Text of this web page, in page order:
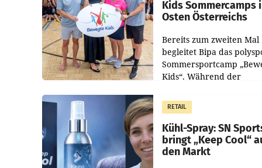
Kids Sommercamps
Osten Österreichs
Bereits zum zweiten Mal
begleitet Bipa das
Sommersportcamp
Kids“. Während der
Juli und August versorgt
Unternehmen Kinder
RETAIL
Kühl-Spray: SN
bringt „Keep Cool“
den Markt